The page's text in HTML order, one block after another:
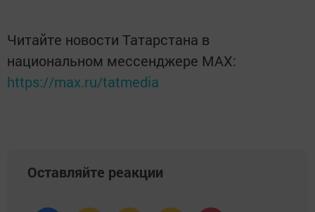
Читайте новости Татарстана в
национальном мессенджере MАХ:
https://max.ru/tatmedia
Оставляйте реакции